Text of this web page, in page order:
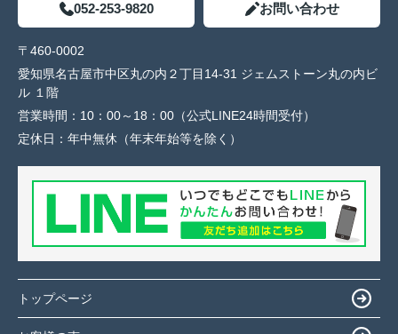
052-253-9820 お問い合わせ
〒460-0002
愛知県名古屋市中区丸の内２丁目14-31 ジェムストーン丸の内ビ
ル １階
営業時間： 10：00～18：00（公式LINE24時間受付）
定休日： 年中無休（年末年始等を除く）
トップページ